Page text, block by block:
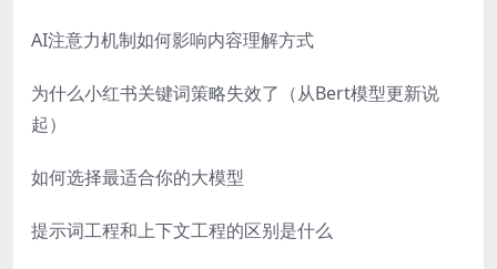
AI注意力机制如何影响内容理解方式
为什么小红书关键词策略失效了（从Bert模型更新说
起）
如何选择最适合你的大模型
提示词工程和上下文工程的区别是什么